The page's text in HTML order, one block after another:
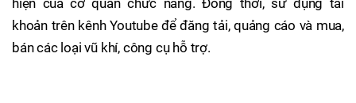
khoản trên kênh Youtube để đăng tải, quảng cáo và mua,
bán các loại vũ khí, công cụ hỗ trợ.